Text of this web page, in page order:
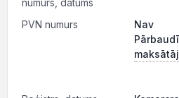
numurs, datums
PVN numurs
Nav